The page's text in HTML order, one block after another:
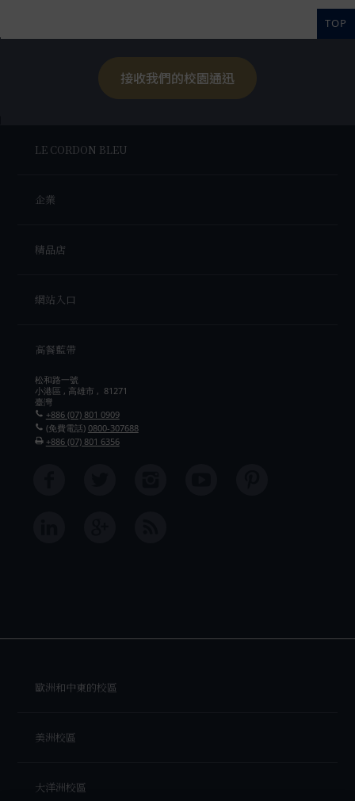
TOP
接收我們的校園通迅
LE CORDON BLEU
企業
精品店
網站入口
高餐藍帶
松和路一號
小港區 , 高雄市 , 81271
臺灣
+886 (07) 801 0909
(免費電話) 0800-307688
+886 (07) 801 6356
歐洲和中東的校區
美洲校區
大洋洲校區